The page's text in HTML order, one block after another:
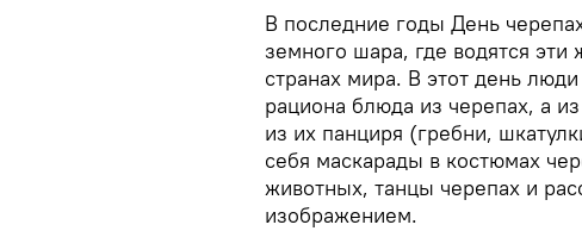
В последние годы День
земного шара, где водятся
странах мира. В этот день
рациона блюда из черепах, а
из их панциря (гребни,
себя маскарады в костюмах
животных, танцы черепах и
изображением.